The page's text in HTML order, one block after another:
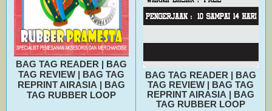
BAG TAG READER|
BAG
TAG REVIEW|
BAG TAG
REPRINT AIRASIA|
BAG
TAG RUBBER LOOP
BAG TAG READER
BAG
TAG REVIEW
BAG TAG
REPRINT AIRASIA
BAG
TAG RUBBER LOOP